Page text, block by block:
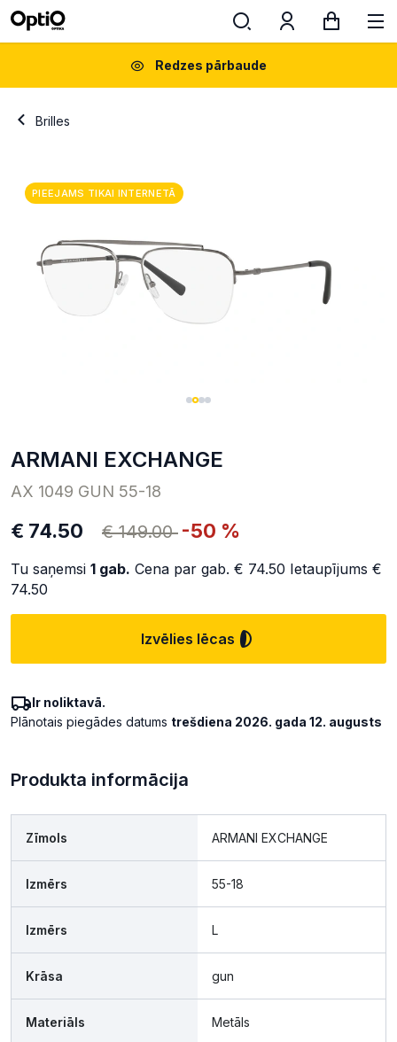
Redzes pārbaude
Brilles
PIEEJAMS TIKAI INTERNETĀ
ARMANI EXCHANGE
AX 1049 GUN 55-18
€ 74.50 € 149.00 -50 %
Tu saņemsi 1 gab. Cena par gab. € 74.50 Ietaupījums €
74.50
Izvēlies lēcas
Ir noliktavā.
Plānotais piegādes datums trešdiena 2026. gada 12. augusts
Produkta informācija
Zīmols ARMANI EXCHANGE
Izmērs 55-18
Izmērs L
Krāsa gun
Materiāls Metāls